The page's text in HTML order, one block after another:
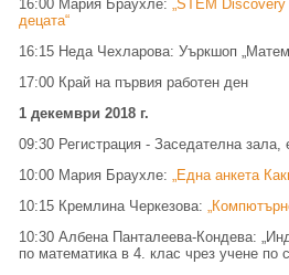
16:00 Мария Браухле: „STEM Discovery
децата“
16:15 Неда Чехларова: Уъркшоп
17:00 Край на първия работен ден
1 декември 2018 г.
09:30 Регистрация - Заседателна зала,
10:00 Мария Браухле: „Една анкета
10:15 Кремлина Черкезова:
10:30 Албена Панталеева-Кондева:
по математика в 4. клас чрез учене по